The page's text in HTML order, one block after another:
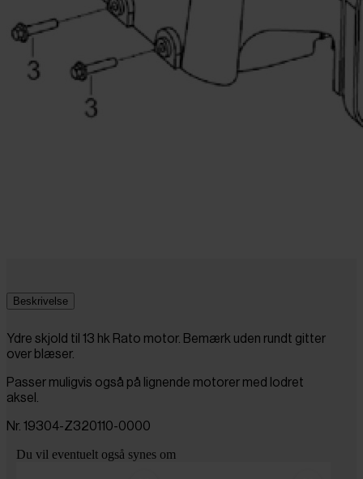
Beskrivelse
Ydre skjold til 13 hk Rato motor. Bemærk uden rundt gitter
over blæser.
Passer muligvis også på lignende motorer med lodret
aksel.
Nr. 19304-Z320110-0000
Du vil eventuelt også synes om